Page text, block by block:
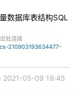
数据库表结构SQL
处连接
210903193634477-
2021-05-09 19:45